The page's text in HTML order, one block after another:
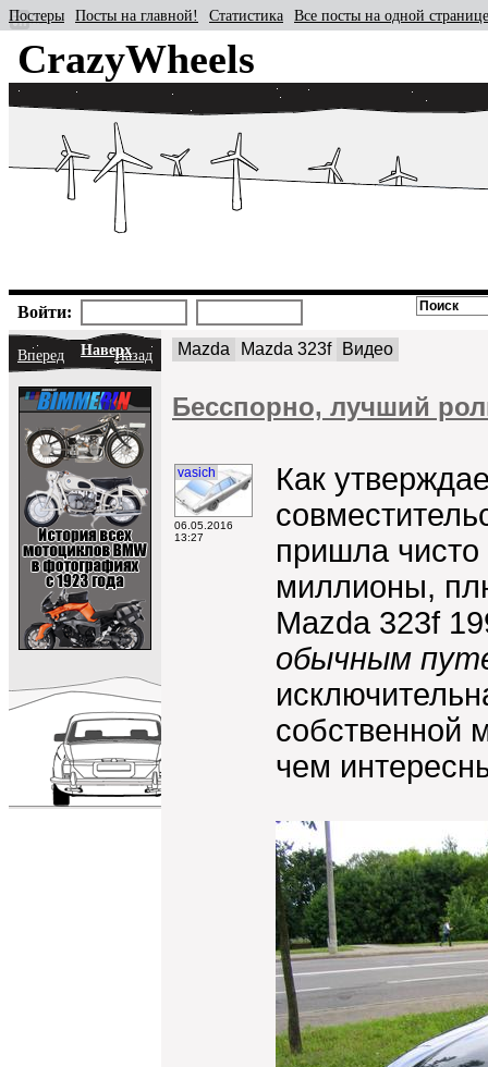
CrazyWheels
Постеры Посты на главной! Статистика Все посты на одной странице
Войти:
Вперед НаверхНазад Mazda Mazda 323f Видео
Бесспорно, лучший
vasich
06.05.2016
13:27
Как
пришла
миллионы,
Mazda 323f
обычным
собственной
чем